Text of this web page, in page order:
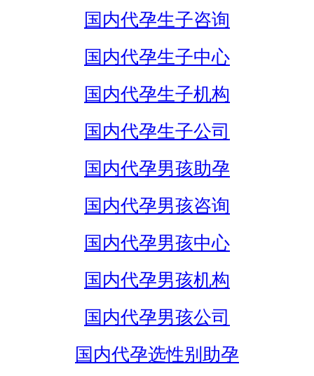
国内代孕生子咨询
国内代孕生子中心
国内代孕生子机构
国内代孕生子公司
国内代孕男孩助孕
国内代孕男孩咨询
国内代孕男孩中心
国内代孕男孩机构
国内代孕男孩公司
国内代孕选性别助孕